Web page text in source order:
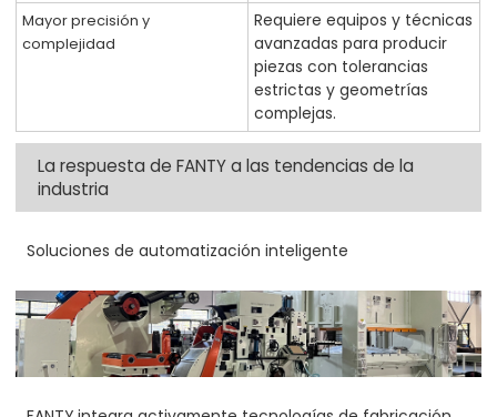
Mayor precisión y
complejidad
Requiere equipos y técnicas
avanzadas para producir
piezas con tolerancias
estrictas y geometrías
complejas.
La respuesta de FANTY a las tendencias de la
industria
Soluciones de automatización inteligente